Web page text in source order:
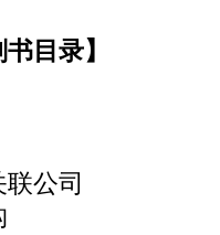
目录】
公司